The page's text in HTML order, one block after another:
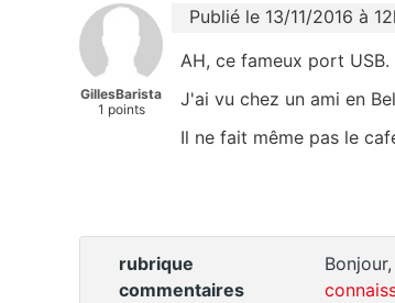
GillesBarista
1 points
Publié le 13/11/2016 à
AH, ce fameux port USB.
J'ai vu chez un ami en
Il ne fait même pas le
rubrique
commentaires